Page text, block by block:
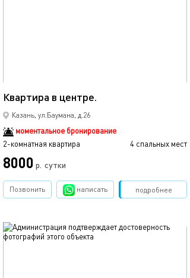
Квартира в центре.
Казань, ул.Баумана, д.26
моментальное бронирование
2-комнатная квартира
4 спальных мест
8000 р. сутки
подробнее
Позвонить написать Забронировать
обновлено 02.06.2023